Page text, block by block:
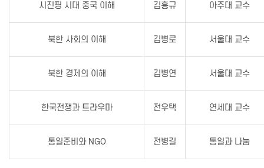
시진핑 시대 중국 이해 김흥규 아주대 교수
북한 사회의 이해 김병로 서울대 교수
북한 경제의 이해 김병연 서울대 교수
한국전쟁과 트라우마 전우택 연세대 교수
통일준비와 NGO 전병길 통일과 나눔